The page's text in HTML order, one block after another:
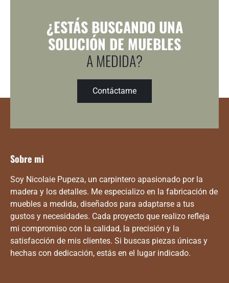
¿ESTÁS BUSCANDO UNA
SOLUCIÓN DE MUEBLES
A MEDIDA?
Contáctame
Sobre mi
Soy Nicolaie Pupeza, un carpintero apasionado por la
madera y los detalles. Me especializo en la fabricación de
muebles a medida, diseñados para adaptarse a tus
gustos y necesidades. Cada proyecto que realizo refleja
mi compromiso con la calidad, la precisión y la
satisfacción de mis clientes. Si buscas piezas únicas y
hechas con dedicación, estás en el lugar indicado.